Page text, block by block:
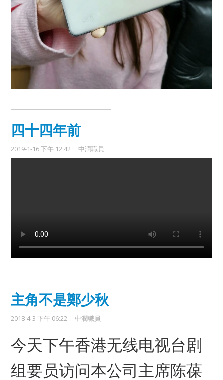
四十四年前
2019-1-16 下午 12:42 中潤職員
主角不是鄭少秋
2018-4-3 下午 06:22 中潤職員
今天下午香港无线电视台剧
组要员访问本公司​主席陈葆